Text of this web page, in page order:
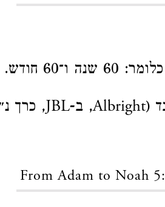
60 שנה ו־60 חודש.
From Adam to Noah